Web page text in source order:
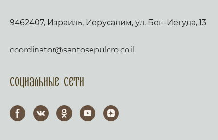
9462407, Израиль, Иерусалим, ул. Бен-Иегуда, 13
coordinator@santosepulcro.co.il
Социальные сети